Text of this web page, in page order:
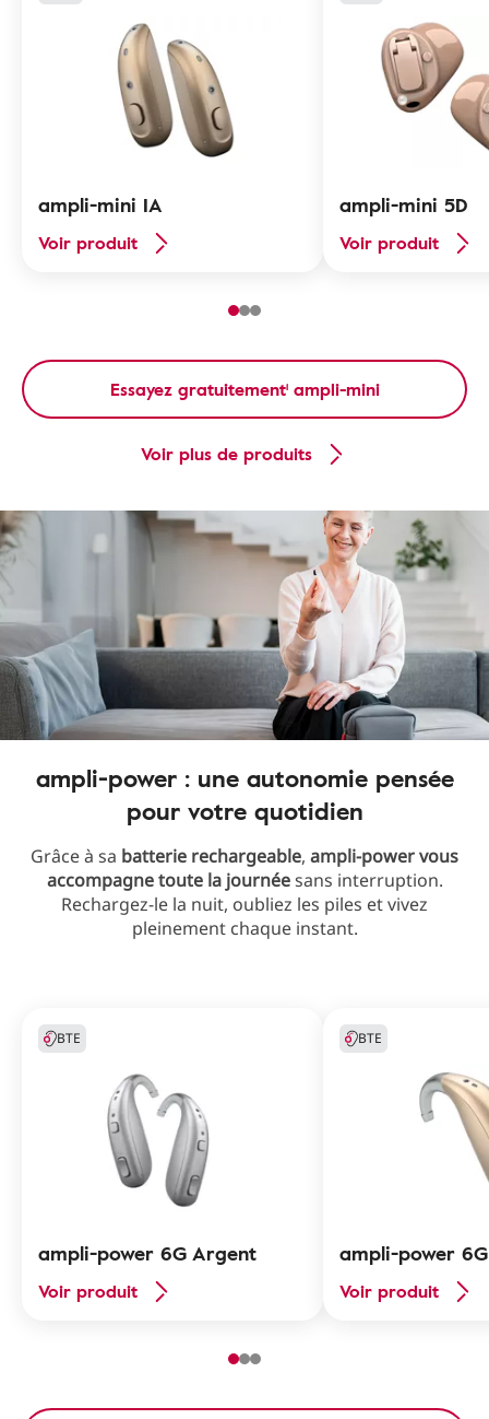
ampli-mini IA
Voir produit
ampli-mini 5D
Voir produit
Essayez gratuitement¹ ampli-mini
Voir plus de produits
ampli-power : une autonomie pensée
pour votre quotidien
Grâce à sa batterie rechargeable, ampli-power vous
accompagne toute la journéesans interruption.
Rechargez-le la nuit, oubliez les piles et vivez
pleinement chaque instant.
BTE
ampli-power 6G Argent
Voir produit
BTE
ampli-power
Voir produit